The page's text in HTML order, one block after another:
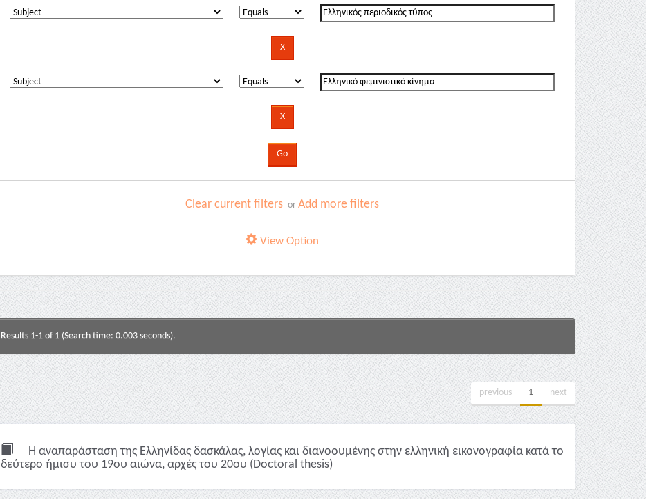
Clear current filters orAdd more filters
View Option
Results 1-1 of 1 (Search time: 0.003 seconds).
previous 1 next
Η αναπαράσταση της Ελληνίδας δασκάλας, λoγίας και διανοουμένης στην ελληνική εικονογραφία κατά το
δεύτερο ήμισυ του 19ου αιώνα, αρχές του 20ου (Doctoral thesis)